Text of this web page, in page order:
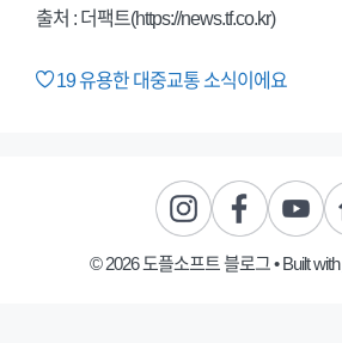
출처 : 더팩트(https://news.tf.co.kr)
19유용한 대중교통 소식이에요
© 2026 도플소프트 블로그• Built with